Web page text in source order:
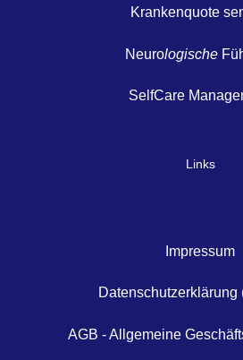
Krankenquote
Neurologische
SelfCare
Links
Impressum
Datenschutzerklärung
AGB - Allgemeine